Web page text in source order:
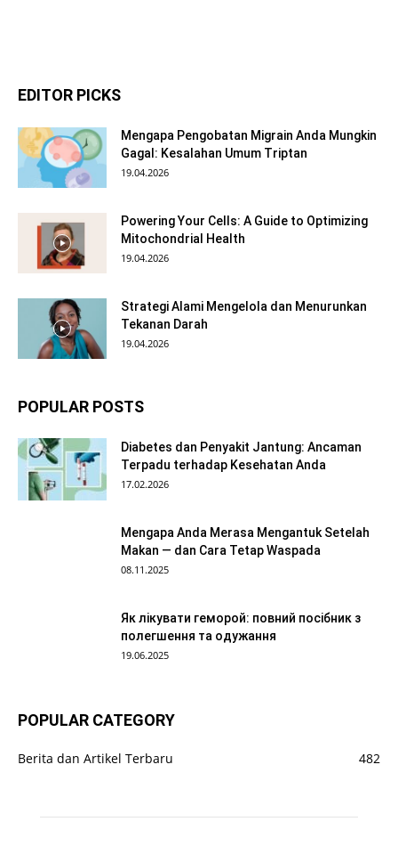
EDITOR PICKS
Mengapa Pengobatan Migrain Anda Mungkin
Gagal: Kesalahan Umum Triptan
19.04.2026
Powering Your Cells: A Guide to Optimizing
Mitochondrial Health
19.04.2026
Strategi Alami Mengelola dan Menurunkan
Tekanan Darah
19.04.2026
POPULAR POSTS
Diabetes dan Penyakit Jantung: Ancaman
Terpadu terhadap Kesehatan Anda
17.02.2026
Mengapa Anda Merasa Mengantuk Setelah
Makan — dan Cara Tetap Waspada
08.11.2025
Як лікувати геморой: повний посібник з
полегшення та одужання
19.06.2025
POPULAR CATEGORY
Berita dan Artikel Terbaru 482